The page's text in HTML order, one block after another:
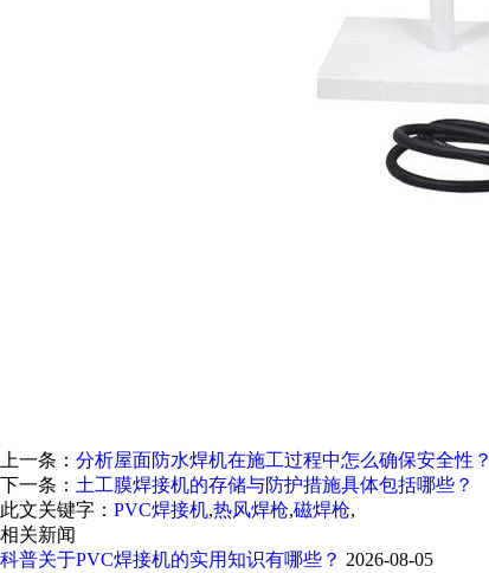
上一条： 分析屋面防水焊机在施工过程中怎么确保安全性？
下一条： 土工膜焊接机的存储与防护措施具体包括哪些？
此文关键字： PVC焊接机,热风焊枪,磁焊枪,
相关新闻
科普关于PVC焊接机的实用知识有哪些？ 2026-08-05